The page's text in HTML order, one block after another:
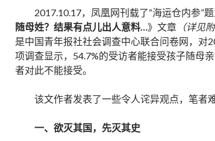
2017.10.17，凤凰网刊载了“海运仓内参”
随母姓？结果有点儿出人意料…》文章 （详见
是中国青年报社社会调查中心联合问卷网，对
项调查显示，54.7%的受访者能接受孩子随母
者对此不能接受。
该文作者发表了一些令人诧异观点，笔者
一、欲灭其国，先灭其史